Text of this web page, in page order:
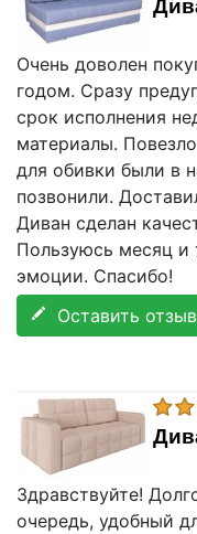
Очень доволен
годом. Сразу
срок исполнения
материалы.
для обивки были в
позвонили.
Диван сделан
Пользуюсь месяц и
эмоции. Спасибо!
Оставить отзыв
Здравствуйте!
очередь, удобный